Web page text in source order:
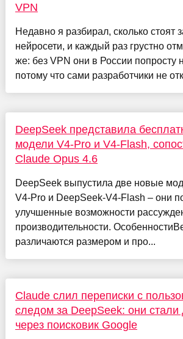
VPN
Недавно я разбирал, сколько стоят
нейросети, и каждый раз грустно
же: без VPN они в России попросту
потому что сами разработчики не
DeepSeek представила
модели V4-Pro и V4-Flash,
Claude Opus 4.6
DeepSeek выпустила две новые
V4-Pro и DeepSeek-V4-Flash – они
улучшенные возможности
производительности.
различаются размером и про...
Claude слил переписки с
следом за DeepSeek: они стали
через поисковик Google